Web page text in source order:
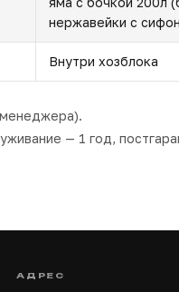
нержавейки с
Внутри хозблока
— 1 год,
АДРЕС